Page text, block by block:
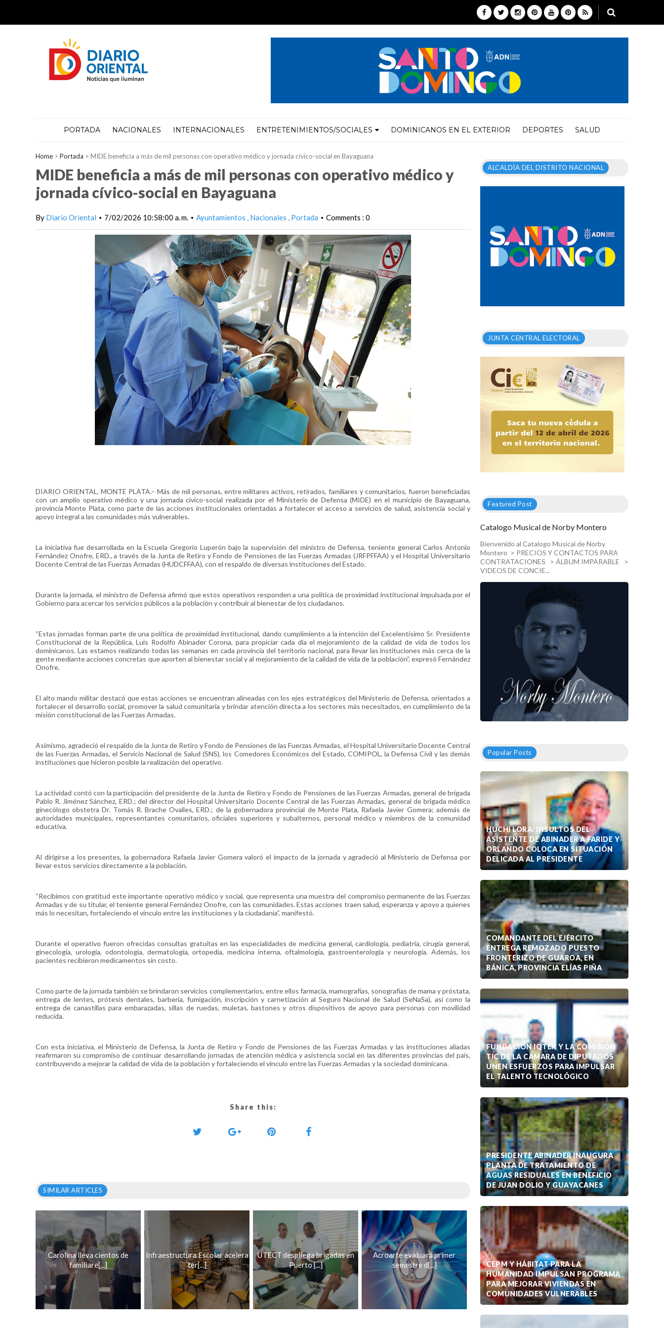
PORTADA NACIONALES INTERNACIONALES ENTRETENIMIENTOS/SOCIALES DOMINICANOS EN EL EXTERIOR DEPORTES SALUD
Home > Portada > MIDE beneficia a más de mil personas con operativo médico y jornada cívico-social en Bayaguana
MIDE beneficia a más de mil personas con operativo médico y
jornada cívico-social en Bayaguana
By Diario Oriental • 7/02/2026 10:58:00 a. m. • Ayuntamientos Nacionales Portada • Comments : 0
DIARIO ORIENTAL, MONTE PLATA.– Más de mil personas, entre militares activos, retirados, familiares y comunitarios, fueron beneficiadas
con un amplio operativo médico y una jornada cívico-social realizada por el Ministerio de Defensa (MIDE) en el municipio de Bayaguana,
provincia Monte Plata, como parte de las acciones institucionales orientadas a fortalecer el acceso a servicios de salud, asistencia social y
apoyo integral a las comunidades más vulnerables.
La iniciativa fue desarrollada en la Escuela Gregorio Luperón bajo la supervisión del ministro de Defensa, teniente general Carlos Antonio
Fernández Onofre, ERD., a través de la Junta de Retiro y Fondo de Pensiones de las Fuerzas Armadas (JRFPFFAA) y el Hospital Universitario
Docente Central de las Fuerzas Armadas (HUDCFFAA), con el respaldo de diversas instituciones del Estado.
Durante la jornada, el ministro de Defensa afirmó que estos operativos responden a una política de proximidad institucional impulsada por el
Gobierno para acercar los servicios públicos a la población y contribuir al bienestar de los ciudadanos.
“Estas jornadas forman parte de una política de proximidad institucional, dando cumplimiento a la intención del Excelentísimo Sr. Presidente
Constitucional de la República, Luis Rodolfo Abinader Corona, para propiciar cada día el mejoramiento de la calidad de vida de todos los
dominicanos. Las estamos realizando todas las semanas en cada provincia del territorio nacional, para llevar las instituciones más cerca de la
gente mediante acciones concretas que aporten al bienestar social y al mejoramiento de la calidad de vida de la población”, expresó Fernández
Onofre.
El alto mando militar destacó que estas acciones se encuentran alineadas con los ejes estratégicos del Ministerio de Defensa, orientados a
fortalecer el desarrollo social, promover la salud comunitaria y brindar atención directa a los sectores más necesitados, en cumplimiento de la
misión constitucional de las Fuerzas Armadas.
Asimismo, agradeció el respaldo de la Junta de Retiro y Fondo de Pensiones de las Fuerzas Armadas, el Hospital Universitario Docente Central
de las Fuerzas Armadas, el Servicio Nacional de Salud (SNS), los Comedores Económicos del Estado, COMIPOL, la Defensa Civil y las demás
instituciones que hicieron posible la realización del operativo.
La actividad contó con la participación del presidente de la Junta de Retiro y Fondo de Pensiones de las Fuerzas Armadas, general de brigada
Pablo R. Jiménez Sánchez, ERD.; del director del Hospital Universitario Docente Central de las Fuerzas Armadas, general de brigada médico
ginecólogo obstetra Dr. Tomás R. Brache Ovalles, ERD.; de la gobernadora provincial de Monte Plata, Rafaela Javier Gomera; además de
autoridades municipales, representantes comunitarios, oficiales superiores y subalternos, personal médico y miembros de la comunidad
educativa.
Al dirigirse a los presentes, la gobernadora Rafaela Javier Gomera valoró el impacto de la jornada y agradeció al Ministerio de Defensa por
llevar estos servicios directamente a la población.
“Recibimos con gratitud este importante operativo médico y social, que representa una muestra del compromiso permanente de las Fuerzas
Armadas y de su titular, el teniente general Fernández Onofre, con las comunidades. Estas acciones traen salud, esperanza y apoyo a quienes
más lo necesitan, fortaleciendo el vínculo entre las instituciones y la ciudadanía”, manifestó.
Durante el operativo fueron ofrecidas consultas gratuitas en las especialidades de medicina general, cardiología, pediatría, cirugía general,
ginecología, urología, odontología, dermatología, ortopedia, medicina interna, oftalmología, gastroenterología y neurología. Además, los
pacientes recibieron medicamentos sin costo.
Como parte de la jornada también se brindaron servicios complementarios, entre ellos farmacia, mamografías, sonografías de mama y próstata,
entrega de lentes, prótesis dentales, barbería, fumigación, inscripción y carnetización al Seguro Nacional de Salud (SeNaSa), así como la
entrega de canastillas para embarazadas, sillas de ruedas, muletas, bastones y otros dispositivos de apoyo para personas con movilidad
reducida.
Con esta iniciativa, el Ministerio de Defensa, la Junta de Retiro y Fondo de Pensiones de las Fuerzas Armadas y las instituciones aliadas
reafirmaron su compromiso de continuar desarrollando jornadas de atención médica y asistencia social en las diferentes provincias del país,
contribuyendo a mejorar la calidad de vida de la población y fortaleciendo el vínculo entre las Fuerzas Armadas y la sociedad dominicana.
Share this:
SIMILAR ARTICLES
Carolina lleva cientos de
familiare[...]
Infraestructura Escolar acelera
ter[...]
UTECT despliega brigadas en
Puerto [...]
Acroarte evaluará primer
semestre d[...]
ALCALDÍA DEL DISTRITO NACIONAL
JUNTA CENTRAL ELECTORAL
Featured Post
Catalogo Musical de Norby Montero
Bienvenido al Catalogo Musical de Norby
Montero > PRECIOS Y CONTACTOS PARA
CONTRATACIONES > ÁLBUM IMPARABLE >
VIDEOS DE CONCIE...
Popular Posts
HUCHI LORA: INSULTOS DEL
ASISTENTE DE ABINADER A FARIDE Y
ORLANDO COLOCA EN SITUACIÓN
DELICADA AL PRESIDENTE
COMANDANTE DEL EJÉRCITO
ENTREGA REMOZADO PUESTO
FRONTERIZO DE GUAROA, EN
BÁNICA, PROVINCIA ELÍAS PIÑA
FUNDACIÓN IQTEK Y LA COMISIÓN
TIC DE LA CÁMARA DE DIPUTADOS
UNEN ESFUERZOS PARA IMPULSAR
EL TALENTO TECNOLÓGICO
PRESIDENTE ABINADER INAUGURA
PLANTA DE TRATAMIENTO DE
AGUAS RESIDUALES EN BENEFICIO
DE JUAN DOLIO Y GUAYACANES
CEPM Y HÁBITAT PARA LA
HUMANIDAD IMPULSAN PROGRAMA
PARA MEJORAR VIVIENDAS EN
COMUNIDADES VULNERABLES